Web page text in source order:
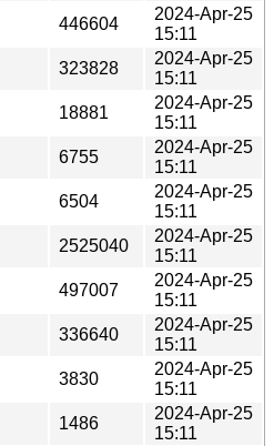
446604
2024-Apr-25
15:11
323828
2024-Apr-25
15:11
18881
2024-Apr-25
15:11
6755
2024-Apr-25
15:11
6504
2024-Apr-25
15:11
2525040
2024-Apr-25
15:11
497007
2024-Apr-25
15:11
336640
2024-Apr-25
15:11
3830
2024-Apr-25
15:11
1486
2024-Apr-25
15:11